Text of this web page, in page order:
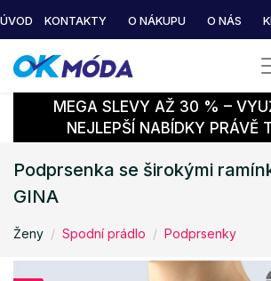
ÚVOD KONTAKTY O NÁKUPU O NÁS
MEGA SLEVY AŽ 30 % –
NEJLEPŠÍ NABÍDKY PRÁVĚ
Podprsenka se širokými
GINA
Ženy Spodní prádlo Podprsenky